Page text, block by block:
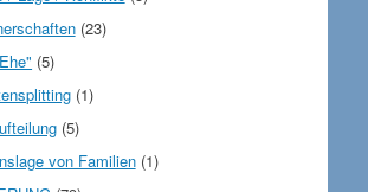
(23)
(5)
(1)
(5)
von Familien(1)